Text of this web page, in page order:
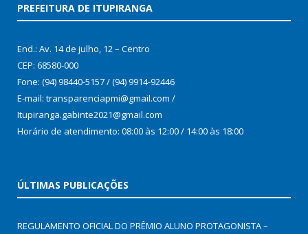
PREFEITURA DE ITUPIRANGA
End.: Av. 14 de julho, 12 – Centro
CEP: 68580-000
Fone: (94) 98440-5157 / (94) 9914-92446
E-mail: transparenciapmi@gmail.com /
Itupiranga.gabinte2021@gmail.com
Horário de atendimento: 08:00 às 12:00 / 14:00 às 18:00
ÚLTIMAS PUBLICAÇÕES
REGULAMENTO OFICIAL DO PRÊMIO ALUNO PROTAGONISTA –